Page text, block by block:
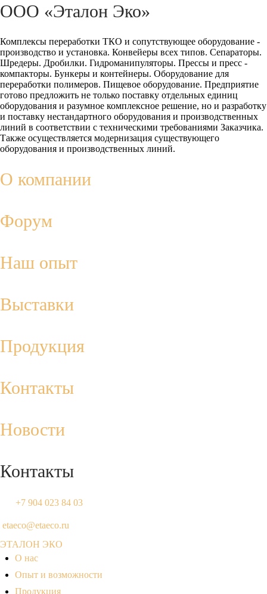
ООО «Эталон Эко»
Комплексы переработки ТКО и сопутствующее оборудование -
производство и установка. Конвейеры всех типов. Сепараторы.
Шредеры. Дробилки. Гидроманипуляторы. Прессы и пресс -
компакторы. Бункеры и контейнеры. Оборудование для
переработки полимеров. Пищевое оборудование. Предприятие
готово предложить не только поставку отдельных единиц
оборудования и разумное комплексное решение, но и разработку
и поставку нестандартного оборудования и производственных
линий в соответствии с техническими требованиями Заказчика.
Также осуществляется модернизация существующего
оборудования и производственных линий.
О компании
Форум
Наш опыт
Выставки
Продукция
Контакты
Новости
Контакты
+7 904 023 84 03
etaeco@etaeco.ru
ЭТАЛОН ЭКО
О нас
Опыт и возможности
Продукция